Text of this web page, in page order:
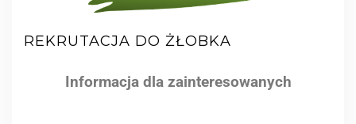
REKRUTACJA DO ŻŁOBKA
Informacja dla zainteresowanych